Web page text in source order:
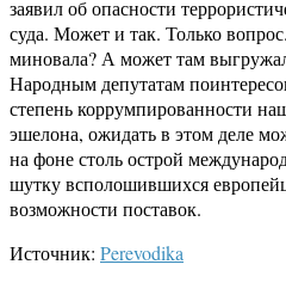
заявил об опасности
суда. Может и так. Только
миновала? А может там
Народным депутатам
степень коррумпированности
эшелона, ожидать в этом деле
на фоне столь острой
шутку всполошившихся
возможности поставок.
Источник: Perevodika